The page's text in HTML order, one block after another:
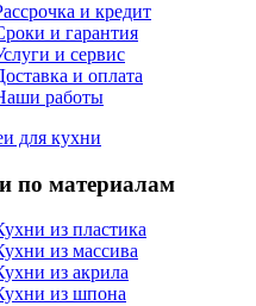
и кредит
и гарантия
и сервис
и оплата
работы
для кухни
по материалам
из пластика
из массива
из акрила
из шпона